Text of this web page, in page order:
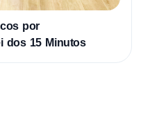
por
dos 15 Minutos